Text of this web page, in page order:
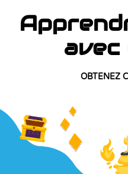
avec
OBTENEZ